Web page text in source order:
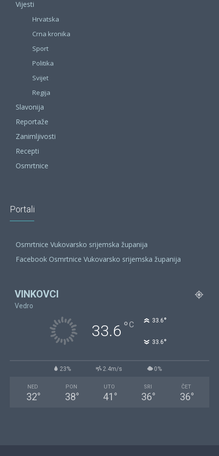
Vijesti
Hrvatska
Crna kronika
Sport
Politika
Svijet
Regija
Slavonija
Reportaže
Zanimljivosti
Recepti
Osmrtnice
Portali
Osmrtnice Vukovarsko srijemska županija
Facebook Osmrtnice Vukovarsko srijemska županija
VINKOVCI
Vedro
33.6 °C 33.6°
33.6°
23% 2.4m/s 0%
NED
32°
PON
38°
UTO
41 °
SRI
36°
ČET
36°